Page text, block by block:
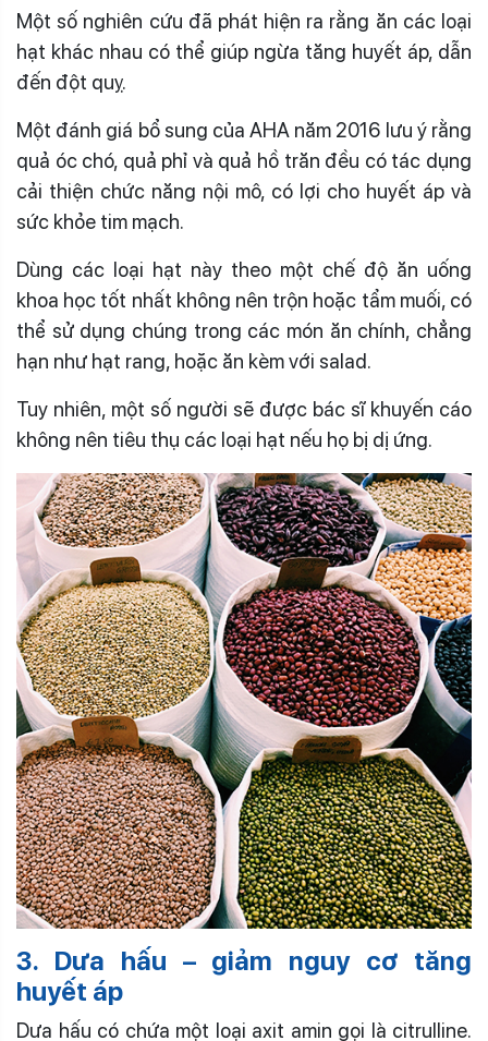
Một số nghiên cứu đã phát hiện ra rằng ăn các loại
hạt khác nhau có thể giúp ngừa tăng huyết áp, dẫn
đến đột quỵ.
Một đánh giá bổ sung của AHA năm 2016 lưu ý rằng
quả óc chó, quả phỉ và quả hồ trăn đều có tác dụng
cải thiện chức năng nội mô, có lợi cho huyết áp và
sức khỏe tim mạch.
Dùng các loại hạt này theo một chế độ ăn uống
khoa học tốt nhất không nên trộn hoặc tẩm muối, có
thể sử dụng chúng trong các món ăn chính, chẳng
hạn như hạt rang, hoặc ăn kèm với salad.
Tuy nhiên, một số người sẽ được bác sĩ khuyến cáo
không nên tiêu thụ các loại hạt nếu họ bị dị ứng.
3. Dưa hấu – giảm nguy cơ tăng
huyết áp
Dưa hấu có chứa một loại axit amin gọi là citrulline.